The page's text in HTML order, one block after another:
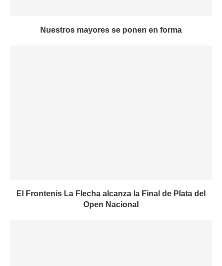
Nuestros mayores se ponen en forma
El Frontenis La Flecha alcanza la Final de Plata del
Open Nacional